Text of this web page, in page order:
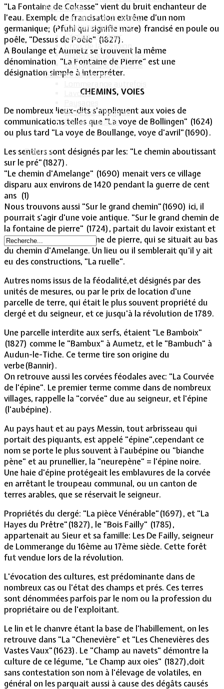
Patrimoine
Calvaire rue de Sancy
Fontaine du Conroy
L'église St Léger
Croix de la Passion
Historique des cloches
Chapelle Ste Appoline
Galeries de photos
Lavoirs
Écoles & Villageois
Église, chapelle...
Contact
"La Fontaine de Cokasse" vient du bruit enchanteur de
l’eau. Exemple de francisation extrême d’un nom
germanique; (Pfuhl qui signifie mare) francisé en poule ou
poêle, "Dessus de Poêle" (1827).
A Boulange et Aumetz se trouvent la même
dénomination. "La Fontaine de Pierre" est une
désignation simple à interpréter.
CHEMINS, VOIES
De nombreux lieux-dits s’appliquent aux voies de
communications telles que "La voye de Bollingen" (1624)
ou plus tard "La voye de Boullange, voye d'avril"(1690).
Les sentiers sont désignés par les: "Le chemin aboutissant
sur le pré"(1827).
"Le chemin d'Amelange" (1690) menait vers ce village
disparu aux environs de 1420 pendant la guerre de cent
ans (1)
Nous trouvons aussi "Sur le grand chemin"(1690) ici, il
pourrait s'agir d'une voie antique. "Sur le grand chemin de
la fontaine de pierre" (1724), partait du lavoir existant et
se dirigeait vers la fontaine de pierre, qui se situait au bas
du chemin d'Amelange. Un lieu ou il semblerait qu'il y ait
eu des constructions, "La ruelle".
Autres noms issus de la féodalité,et désignés par des
unités de mesures, ou par le prix de location d'une
parcelle de terre, qui était le plus souvent propriété du
clergé et du seigneur, et ce jusqu'à la révolution de 1789.
Une parcelle interdite aux serfs, étaient "Le Bamboix"
(1827) comme le "Bambux" à Aumetz, et le "Bambuch" à
Audun-le-Tiche. Ce terme tire son origine du
verbe(Bannir).
On retrouve aussi les corvées féodales avec: "La Courvée
de l'épine". Le premier terme comme dans de nombreux
villages, rappelle la "corvée" due au seigneur, et l'épine
(l'aubépine).
Au pays haut et au pays Messin, tout arbrisseau qui
portait des piquants, est appelé "épine",cependant ce
nom se porte le plus souvent à l'aubépine ou "bianche
pène" et au prunellier, la "neurepène" = l'épine noire.
Une haie d'épine protégeait les emblavures de la corvée
en arrêtant le troupeau communal, ou un canton de
terres arables, que se réservait le seigneur.
Propriétés du clergé: "La pièce Vénérable"(1697), et "La
Hayes du Prêtre"(1827), le "Bois Failly" (1785),
appartenait au Sieur et sa famille: Les De Failly, seigneur
de Lommerange du 16ème au 17ème siècle. Cette forêt
fut vendue lors de la révolution.
L'évocation des cultures, est prédominante dans de
nombreux cas ou l'état des champs et prés. Ces terres
sont dénommées parfois par le nom ou la profession du
propriétaire ou de l'exploitant.
Le lin et le chanvre étant la base de l'habillement, on les
retrouve dans "La "Chenevière" et "Les Chenevières des
Vastes Vaux"(1623). Le "Champ au navets" démontre la
culture de ce légume, "Le Champ aux oies" (1827),doit
sans contestation son nom à l'élevage de volatiles, en
général on les parquait aussi à cause des dégâts causés